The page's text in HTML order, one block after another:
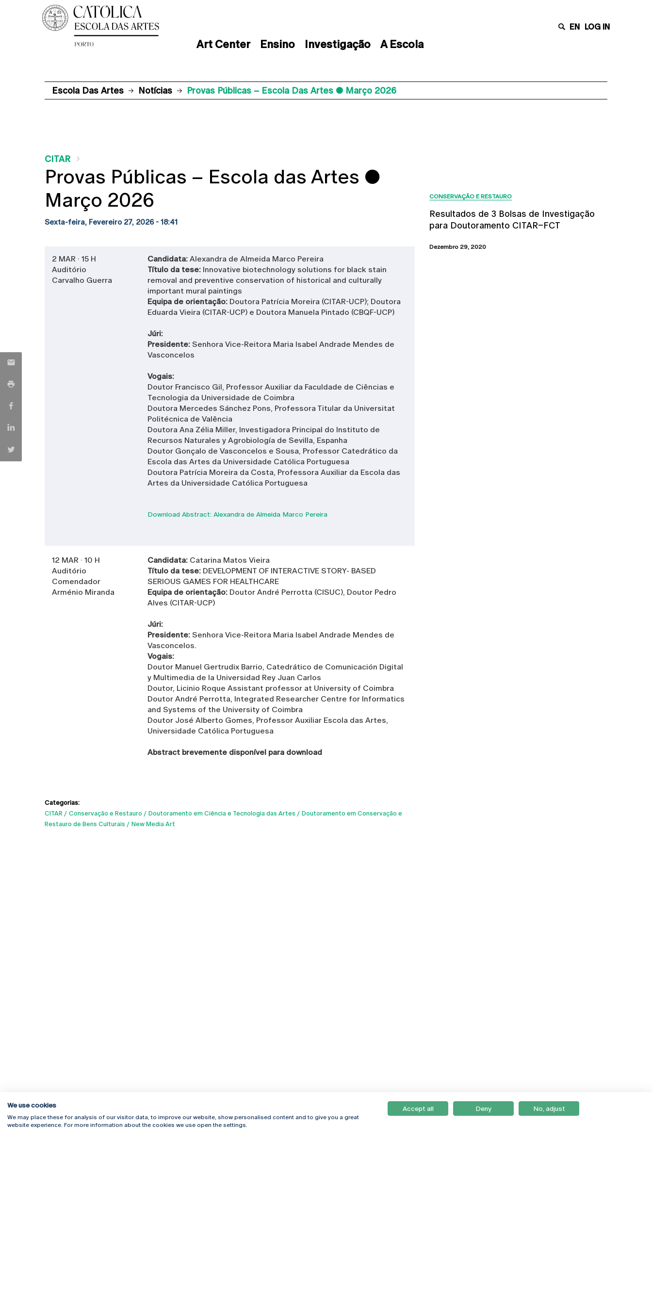
Art Center Ensino Investigação A Escola
EN LOG IN
Escola Das Artes Notícias Provas Públicas – Escola Das Artes ● Março 2026
CITAR
Provas Públicas – Escola das Artes ●
Março 2026
Sexta-feira, Fevereiro 27, 2026 - 18:41
2 MAR · 15 H
Auditório
Carvalho Guerra
Candidata: Alexandra de Almeida Marco Pereira
Título da tese: Innovative biotechnology solutions for black stain
removal and preventive conservation of historical and culturally
important mural paintings
Equipa de orientação: Doutora Patrícia Moreira (CITAR-UCP); Doutora
Eduarda Vieira (CITAR-UCP) e Doutora Manuela Pintado (CBQF-UCP)
Júri:
Presidente: Senhora Vice-Reitora Maria Isabel Andrade Mendes de
Vasconcelos
Vogais:
Doutor Francisco Gil, Professor Auxiliar da Faculdade de Ciências e
Tecnologia da Universidade de Coimbra
Doutora Mercedes Sánchez Pons, Professora Titular da Universitat
Politécnica de Valência
Doutora Ana Zélia Miller, Investigadora Principal do Instituto de
Recursos Naturales y Agrobiología de Sevilla, Espanha
Doutor Gonçalo de Vasconcelos e Sousa, Professor Catedrático da
Escola das Artes da Universidade Católica Portuguesa
Doutora Patrícia Moreira da Costa, Professora Auxiliar da Escola das
Artes da Universidade Católica Portuguesa
Download Abstract: Alexandra de Almeida Marco Pereira
12 MAR · 10 H
Auditório
Comendador
Arménio Miranda
Candidata: Catarina Matos Vieira
Título da tese: DEVELOPMENT OF INTERACTIVE STORY- BASED
SERIOUS GAMES FOR HEALTHCARE
Equipa de orientação: Doutor André Perrotta (CISUC), Doutor Pedro
Alves (CITAR-UCP)
Júri:
Presidente: Senhora Vice-Reitora Maria Isabel Andrade Mendes de
Vasconcelos.
Vogais:
Doutor Manuel Gertrudix Barrio, Catedrático de Comunicación Digital
y Multimedia de la Universidad Rey Juan Carlos
Doutor, Licinio Roque Assistant professor at University of Coimbra
Doutor André Perrotta, Integrated Researcher Centre for Informatics
and Systems of the University of Coimbra
Doutor José Alberto Gomes, Professor Auxiliar Escola das Artes,
Universidade Católica Portuguesa
Abstract brevemente disponível para download
Categorias:
CITAR
Conservação e Restauro Doutoramento em Ciência e Tecnologia das Artes
Doutoramento em Conservação e
Restauro de Bens Culturais
New Media Art
CONSERVAÇÃO E RESTAURO
Resultados de 3 Bolsas de Investigação
para Doutoramento CITAR–FCT
Dezembro 29, 2020
Rua Diogo Botelho 1327
Campus Online
We use cookies
We may place these for analysis of our visitor data, to improve our website, show personalised content and to give you a great
website experience. For more information about the cookies we use open the settings.
Accept all Deny No, adjust